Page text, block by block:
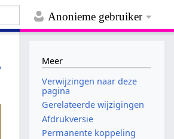
Anonieme gebruiker
Meer
Verwijzingen naar deze
pagina
Gerelateerde wijzigingen
Afdrukversie
Permanente koppeling